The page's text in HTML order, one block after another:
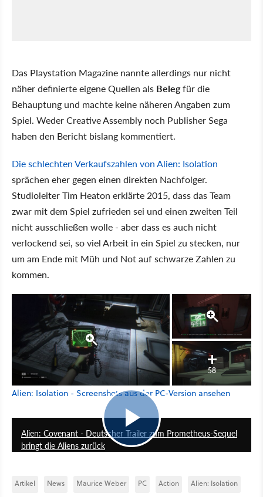
Das Playstation Magazine nannte allerdings nur nicht
näher definierte eigene Quellen als Belegfür die
Behauptung und machte keine näheren Angaben zum
Spiel. Weder Creative Assembly noch Publisher Sega
haben den Bericht bislang kommentiert.
Die schlechten Verkaufszahlen von Alien: Isolation
sprächen eher gegen einen direkten Nachfolger.
Studioleiter Tim Heaton erklärte 2015, dass das Team
zwar mit dem Spiel zufrieden sei und einen zweiten Teil
nicht ausschließen wolle - aber dass es auch nicht
verlockend sei, so viel Arbeit in ein Spiel zu stecken, nur
um am Ende mit Müh und Not auf schwarze Zahlen zu
kommen.
58
Alien: Isolation - Screenshots aus der PC-Version ansehen
Alien: Covenant - Deutscher Trailer zum Prometheus-Sequel
bringt die Aliens zurück
Artikel News Maurice Weber PC Action Alien: Isolation